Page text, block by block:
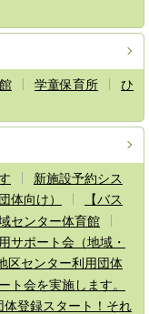
学童保育所
ひ
新施設予約シス
体向け）
【バス
センター体育館
サポート会（地域・
区センター利用団体
ト会を実施します。
体登録スタート！それ